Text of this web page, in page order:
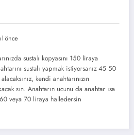
önce
sustalı kopyasını 150 liraya
sustalı yapmak istiyorsanız 45 50
kendi anahtarınızın
sın. Anahtarın ucunu da anahtar ısa
veya 70 liraya halledersin